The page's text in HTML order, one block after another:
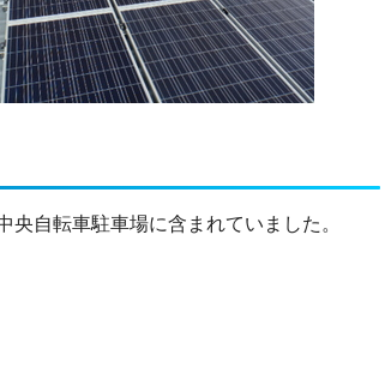
自転車駐車場に含まれていました。